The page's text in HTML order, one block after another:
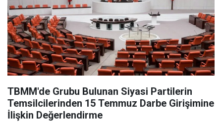
TBMM'de Grubu Bulunan Siyasi Partilerin
Temsilcilerinden 15 Temmuz Darbe Girişimine
İlişkin Değerlendirme